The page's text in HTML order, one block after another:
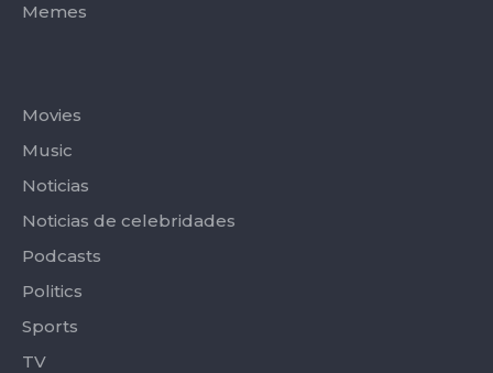
Memes
Movies
Music
Noticias
Noticias de celebridades
Podcasts
Politics
Sports
TV